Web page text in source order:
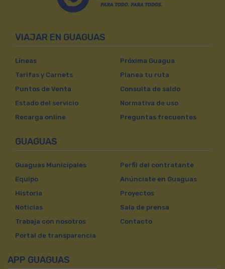
VIAJAR EN GUAGUAS
Líneas
Tarifas y Carnets
Puntos de Venta
Estado del servicio
Recarga online
Próxima Guagua
Planea tu ruta
Consulta de saldo
Normativa de uso
Preguntas frecuentes
GUAGUAS
Guaguas Municipales
Equipo
Historia
Noticias
Trabaja con nosotros
Portal de transparencia
Perfil del contratante
Anúnciate en Guaguas
Proyectos
Sala de prensa
Contacto
APP GUAGUAS